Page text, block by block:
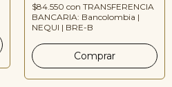
$84.550 con TRANSFERENCIA
BANCARIA: Bancolombia |
NEQUI | BRE-B